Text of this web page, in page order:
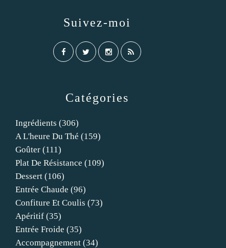
Catégories
Ingrédients (306)
A L'heure Du Thé (159)
Goûter (111)
Plat De Résistance (109)
Dessert (106)
Entrée Chaude (96)
Confiture Et Coulis (73)
Apéritif (35)
Entrée Froide (35)
Accompagnement (34)
Suivez-moi